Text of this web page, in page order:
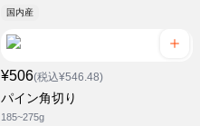
国内産
¥506(税込¥546.48)
パイン角切り
185~275g